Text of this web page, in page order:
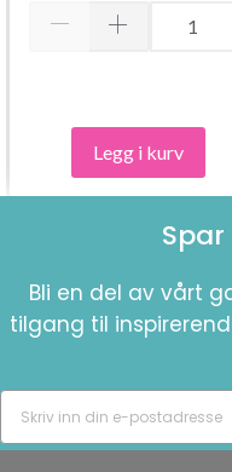
Legg i kurv
Bli en del av vårt
tilgang til